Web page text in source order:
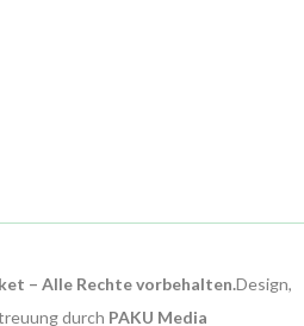
– Alle Rechte vorbehalten.Design,
durch PAKU Media